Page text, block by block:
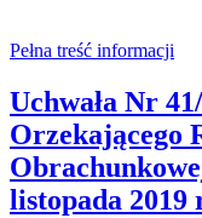
Pełna treść informacji
Uchwała Nr
Orzekającego
listopada 2019